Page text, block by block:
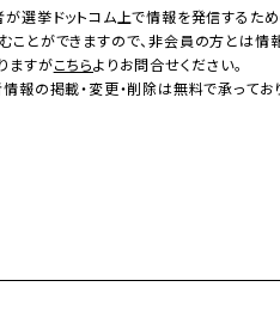
選挙ドットコム上で情報を発信するた
とができますので、非会員の方とは情
ますがこちらよりお問合せください。
報の掲載・変更・削除は無料で承ってお